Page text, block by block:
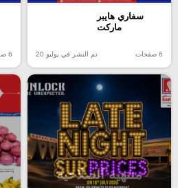
سفاري هايبر
ماركت
6 صفحات تم النشر في يوليو 20 6 صفحات
منتهية الصلاحية